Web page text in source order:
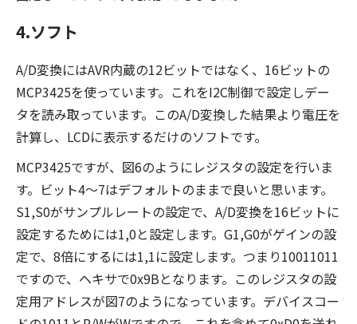
4.ソフト
A/D変換にはAVR内蔵の12ビットではなく、16ビットの
MCP3425を使っています。これをI2C制御で設定しデー
タを読み取っています。このA/D変換した結果より電圧を
計算し、LCDに表示するだけのソフトです。
MCP3425ですが、図6のようにレジスタの設定を行いま
す。ビット4～7はデフォルトのままで良いと思います。
S1,S0がサンプルレートの設定で、A/D変換を16ビットに
設定するためには1,0と設定します。G1,G0がゲインの設
定で、8倍にするには1,1に設定します。つまり10011011
ですので、ヘキサで0x9Bとなります。このレジスタの設
定用アドレスが図7のようになっています。デバイスコー